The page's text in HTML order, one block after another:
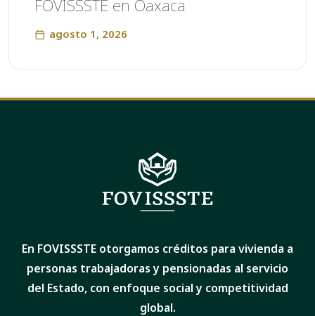
FOVISSSTE en Oaxaca
agosto 1, 2026
En FOVISSSTE otorgamos créditos para vivienda a
personas trabajadoras y pensionadas al servicio
del Estado, con enfoque social y competitividad
global.